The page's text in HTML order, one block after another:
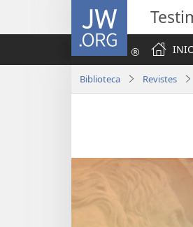
JW.ORG
Biblioteca Revistes